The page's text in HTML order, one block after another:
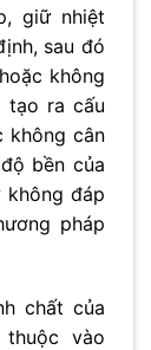
giữ nhiệt
sau đó
không
tạo ra cấu
cân
bền của
không đáp
pháp
chất của
vào